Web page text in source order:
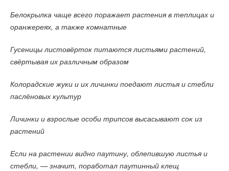
Белокрылка чаще всего поражает растения в теплицах и
оранжереях, а также комнатные
Гусеницы листовёрток питаются листьями растений,
свёртывая их различным образом
Колорадские жуки и их личинки поедают листья и стебли
паслёновых культур
Личинки и взрослые особи трипсов высасывают сок из
растений
Если на растении видно паутину, облепившую листья и
стебли, — значит, поработал паутинный клещ